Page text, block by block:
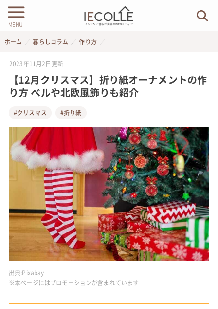
MENU
ホーム 暮らしコラム 作り方
2023年11月2日 更新
【12月クリスマス】折り紙オーナメントの作
り方 ベルや北欧風飾りも紹介
#クリスマス #折り紙
出典:Pixabay
※本ページにはプロモーションが含まれています